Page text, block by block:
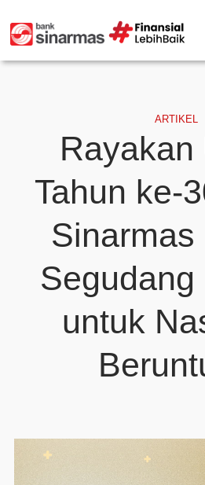
ARTIKEL
Rayakan
Tahun ke-
Sinarmas
Segudang
untuk